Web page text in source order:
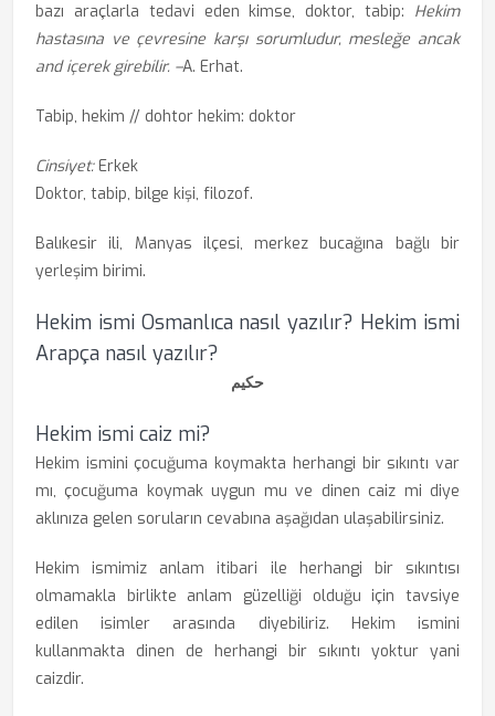
bazı araçlarla tedavi eden kimse, doktor, tabip: Hekim
hastasına ve çevresine karşı sorumludur, mesleğe ancak
and içerek girebilir. –A. Erhat.
Tabip, hekim // dohtor hekim: doktor
Cinsiyet:Erkek
Doktor, tabip, bilge kişi, filozof.
Balıkesir ili, Manyas ilçesi, merkez bucağına bağlı bir
yerleşim birimi.
Hekim ismi Osmanlıca nasıl yazılır? Hekim ismi
Arapça nasıl yazılır?
‏حكیم
Hekim ismi caiz mi?
Hekim ismini çocuğuma koymakta herhangi bir sıkıntı var
mı, çocuğuma koymak uygun mu ve dinen caiz mi diye
aklınıza gelen soruların cevabına aşağıdan ulaşabilirsiniz.
Hekim ismimiz anlam itibari ile herhangi bir sıkıntısı
olmamakla birlikte anlam güzelliği olduğu için tavsiye
edilen isimler arasında diyebiliriz. Hekim ismini
kullanmakta dinen de herhangi bir sıkıntı yoktur yani
caizdir.